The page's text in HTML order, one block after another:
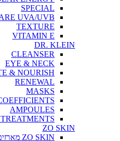
SPECIAL
UVA/UVB
TEXTURE
VITAMIN E
DR. KLEIN
CLEANSER
EYE & NECK
& NOURISH
RENEWAL
MASKS
AMPOULES
ZO SKIN
ZO SKIN מארזים